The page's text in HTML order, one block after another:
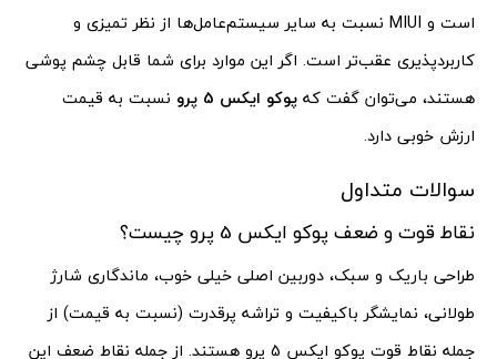
است و MIUI نسبت به سایر سیستم‌عامل‌ها از نظر تمیزی و
کاربردپذیری عقب‌تر است. اگر این موارد برای شما قابل چشم پوشی
هستند، می‌توان گفت که پوکو ایکس 5 پرو
نسبت به قیمت
ارزش خوبی دارد.
سوالات متداول
نقاط قوت و ضعف پوکو ایکس 5 پرو چیست؟
طراحی باریک و سبک، دوربین اصلی خیلی خوب، ماندگاری شارژ
طولانی، نمایشگر باکیفیت و تراشه پرقدرت (نسبت به قیمت) از
جمله نقاط قوت پوکو ایکس 5 پرو هستند. از جمله نقاط ضعف این